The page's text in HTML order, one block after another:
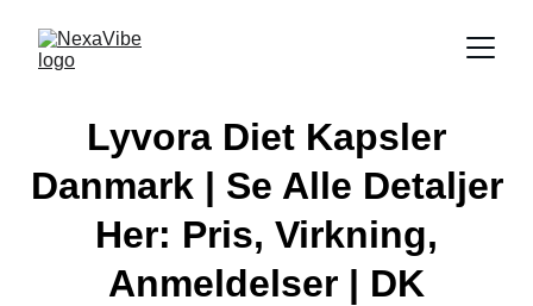
Lyvora Diet Kapsler
Danmark | Se Alle Detaljer
Her: Pris, Virkning,
Anmeldelser | DK